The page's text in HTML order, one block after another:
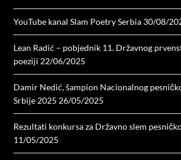
YouTube kanal Slam Poetry Serbia 30/08/
Lean Radić – pobjednik 11. Državnog
poeziji 22/06/2025
Damir Nedić, šampion Nacionalnog
Srbije 2025 26/05/2025
Rezultati konkursa za Državno slem
11/05/2025